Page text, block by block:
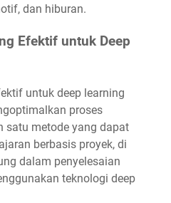
dan hiburan.
Efektif untuk Deep
untuk deep learning
proses
satu metode yang dapat
berbasis proyek, di
dalam penyelesaian
teknologi deep